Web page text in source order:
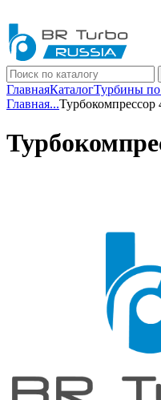
ГлавнаяКаталогТурбины
Главная...Турбокомпрессор